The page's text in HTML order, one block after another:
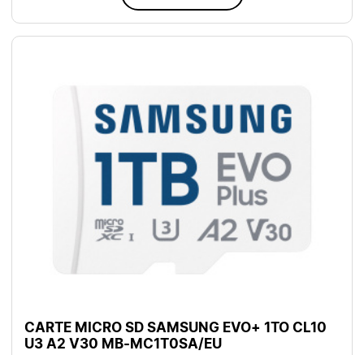
CARTE MICRO SD SAMSUNG EVO+ 1TO CL10
U3 A2 V30 MB-MC1T0SA/EU